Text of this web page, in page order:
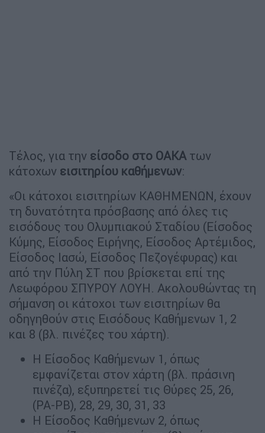
Τέλος, για την είσοδο στο ΟΑΚΑ των
κάτοχων εισιτηρίου καθήμενων:
«Οι κάτοχοι εισιτηρίων ΚΑΘΗΜΕΝΩΝ, έχουν
τη δυνατότητα πρόσβασης από όλες τις
εισόδους του Ολυμπιακού Σταδίου (Είσοδος
Κύμης, Είσοδος Ειρήνης, Είσοδος Αρτέμιδος,
Είσοδος Ιασώ, Είσοδος Πεζογέφυρας) και
από την Πύλη ΣΤ που βρίσκεται επί της
Λεωφόρου ΣΠΥΡΟΥ ΛΟΥΗ. Ακολουθώντας τη
σήμανση οι κάτοχοι των εισιτηρίων θα
οδηγηθούν στις Εισόδους Καθήμενων 1, 2
και 8 (βλ. πινέζες του χάρτη).
Η Είσοδος Καθήμενων 1, όπως
εμφανίζεται στον χάρτη (βλ. πράσινη
πινέζα), εξυπηρετεί τις Θύρες 25, 26,
(ΡΑ-ΡΒ), 28, 29, 30, 31, 33
Η Είσοδος Καθήμενων 2, όπως